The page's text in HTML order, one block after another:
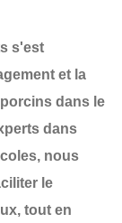
s'est
et la
dans le
dans
nous
le
tout en